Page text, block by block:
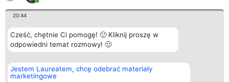
20:44
Cześć, chętnie Ci pomogę! 🙂 Kliknij proszę w
odpowiedni temat rozmowy! 🙂
Jestem Laureatem, chcę odebrać materiały
marketingowe
Organizator plebiscytu
Bright Side Solutions sp. z o.
o. sp. k.
Plebiscyt
Laureaci
Kontakt
Kontakt